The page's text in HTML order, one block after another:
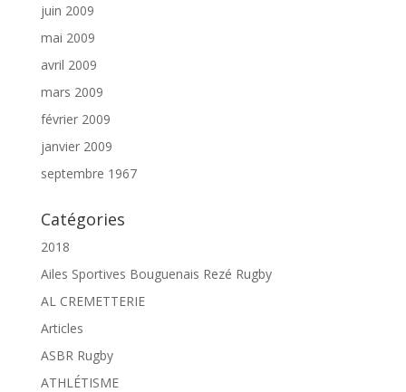
juin 2009
mai 2009
avril 2009
mars 2009
février 2009
janvier 2009
septembre 1967
Catégories
2018
Ailes Sportives Bouguenais Rezé Rugby
AL CREMETTERIE
Articles
ASBR Rugby
ATHLÉTISME